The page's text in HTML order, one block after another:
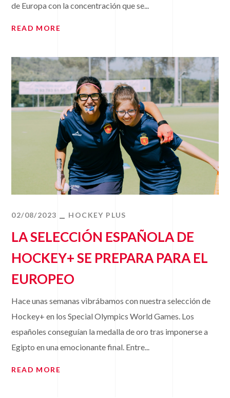
de Europa con la concentración que se...
READ MORE
02/08/2023 HOCKEY PLUS
LA SELECCIÓN ESPAÑOLA DE
HOCKEY+ SE PREPARA PARA EL
EUROPEO
Hace unas semanas vibrábamos con nuestra selección de
Hockey+ en los Special Olympics World Games. Los
españoles conseguían la medalla de oro tras imponerse a
Egipto en una emocionante final. Entre...
READ MORE